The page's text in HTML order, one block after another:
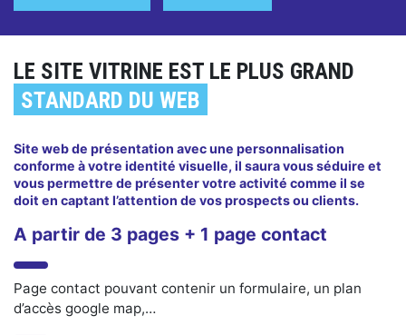
LE SITE VITRINE EST LE PLUS GRAND
STANDARD DU WEB
Site web de présentation avec une personnalisation
conforme à votre identité visuelle, il saura vous séduire et
vous permettre de présenter votre activité comme il se
doit en captant l’attention de vos prospects ou clients.
A partir de 3 pages + 1 page contact
Page contact pouvant contenir un formulaire, un plan
d’accès google map,…